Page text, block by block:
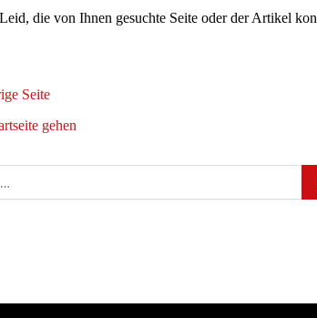
die von Ihnen gesuchte Seite oder der Artikel
Seite
gehen